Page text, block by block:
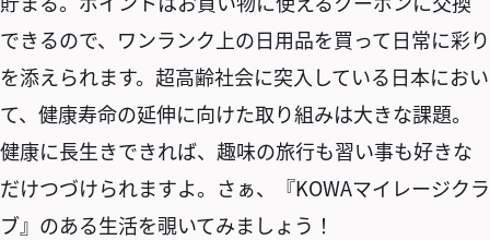
できるので、ワンランク上の日用品を買って日常に彩り
を添えられます。超高齢社会に突入している日本におい
て、健康寿命の延伸に向けた取り組みは大きな課題。
健康に長生きできれば、趣味の旅行も習い事も好きな
だけつづけられますよ。さぁ、『KOWAマイレージクラ
ブ』のある生活を覗いてみましょう！